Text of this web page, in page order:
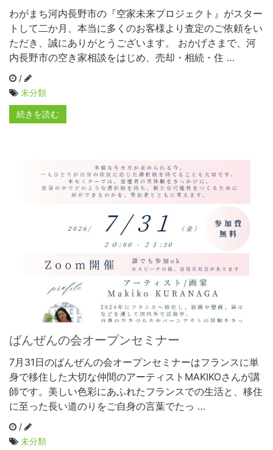
わがまち河内長野市の『空家未来プロジェクト』がスター
トして二か月、本当に多くのお客様より査定のご依頼をい
ただき、誠にありがとうございます。 おかげさまで、河
内長野市の空き家相談をはじめ、売却・相続・住 …
/
未分類
続きを読む
ばんぜんの会オープンセミナー
7月31日のばんぜんの会オープンセミナーはフランスに単
身で移住した大切な仲間のアーティストMAKIKOさんが講
師です。美しい色彩にあふれたフランスでの生活と、移住
に至った長い道のりをご自身の言葉でたっ …
/
未分類